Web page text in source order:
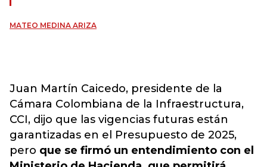
MATEO MEDINA ARIZA
Juan Martín Caicedo, presidente de la
Cámara Colombiana de la Infraestructura,
CCI, dijo que las vigencias futuras están
garantizadas en el Presupuesto de 2025,
pero que se firmó un entendimiento con el